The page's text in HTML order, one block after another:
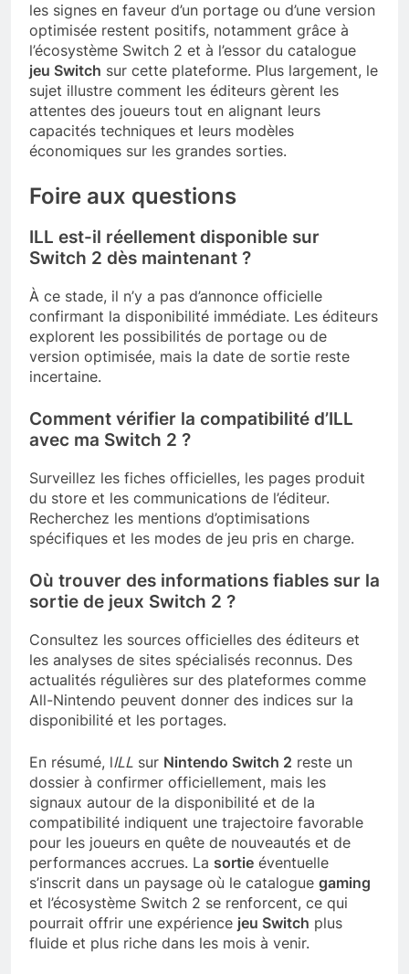
les signes en faveur d’un portage ou d’une version
optimisée restent positifs, notamment grâce à
l’écosystème Switch 2 et à l’essor du catalogue
jeu Switch sur cette plateforme. Plus largement, le
sujet illustre comment les éditeurs gèrent les
attentes des joueurs tout en alignant leurs
capacités techniques et leurs modèles
économiques sur les grandes sorties.
Foire aux questions
ILL est-il réellement disponible sur
Switch 2 dès maintenant ?
À ce stade, il n’y a pas d’annonce officielle
confirmant la disponibilité immédiate. Les éditeurs
explorent les possibilités de portage ou de
version optimisée, mais la date de sortie reste
incertaine.
Comment vérifier la compatibilité d’ILL
avec ma Switch 2 ?
Surveillez les fiches officielles, les pages produit
du store et les communications de l’éditeur.
Recherchez les mentions d’optimisations
spécifiques et les modes de jeu pris en charge.
Où trouver des informations fiables sur la
sortie de jeux Switch 2 ?
Consultez les sources officielles des éditeurs et
les analyses de sites spécialisés reconnus. Des
actualités régulières sur des plateformes comme
All-Nintendo peuvent donner des indices sur la
disponibilité et les portages.
En résumé, lILL sur Nintendo Switch 2 reste un
dossier à confirmer officiellement, mais les
signaux autour de la disponibilité et de la
compatibilité indiquent une trajectoire favorable
pour les joueurs en quête de nouveautés et de
performances accrues. La sortie éventuelle
s’inscrit dans un paysage où le catalogue gaming
et l’écosystème Switch 2 se renforcent, ce qui
pourrait offrir une expérience jeu Switch plus
fluide et plus riche dans les mois à venir.